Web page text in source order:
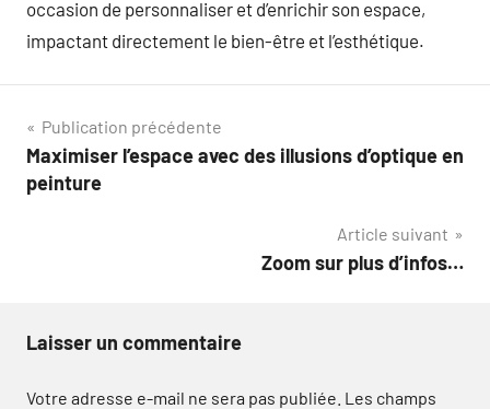
occasion de personnaliser et d’enrichir son espace,
impactant directement le bien-être et l’esthétique.
Navigation
de
Publication précédente
Maximiser l’espace avec des illusions d’optique en
peinture
Article suivant
Zoom sur plus d’infos…
Laisser un commentaire
Votre adresse e-mail ne sera pas publiée. Les champs